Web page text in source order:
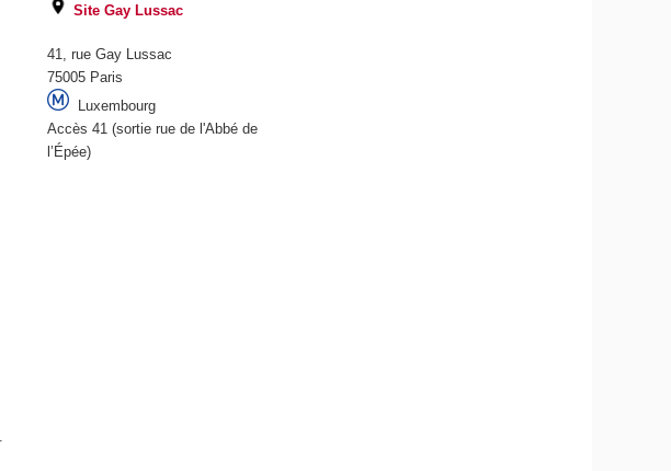
Site Gay Lussac
41, rue Gay Lussac
75005 Paris
Luxembourg
Accès 41 (sortie rue de l'Abbé de
l’Épée)